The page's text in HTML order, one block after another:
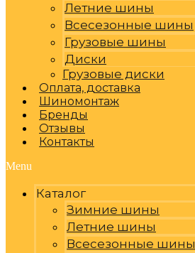
Летние шины
Всесезонные шины
Грузовые шины
Диски
Грузовые диски
Оплата, доставка
Шиномонтаж
Бренды
Отзывы
Контакты
Menu
Каталог
Зимние шины
Летние шины
Всесезонные шины